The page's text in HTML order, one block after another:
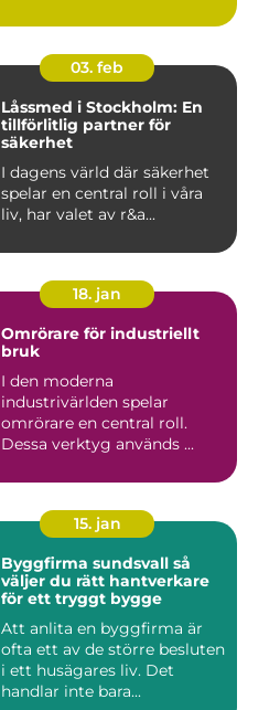
03. feb
Låssmed i Stockholm: En
tillförlitlig partner för
säkerhet
I dagens värld där säkerhet
spelar en central roll i våra
liv, har valet av r&a...
18. jan
Omrörare för industriellt
bruk
I den moderna
industrivärlden spelar
omrörare en central roll.
Dessa verktyg används ...
15. jan
Byggfirma sundsvall så
väljer du rätt hantverkare
för ett tryggt bygge
Att anlita en byggfirma är
ofta ett av de större besluten
i ett husägares liv. Det
handlar inte bara...